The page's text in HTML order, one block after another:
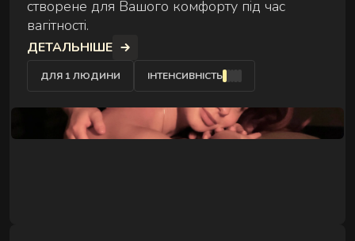
створене для Вашого комфорту під час
вагітності.
ДЕТАЛЬНІШЕ
ДЛЯ 1 ЛЮДИНИ ІНТЕНСИВНІСТЬ
ПАРНІ МАСАЖІ
Сеанс для двох — поруч, синхронно й у комфорті